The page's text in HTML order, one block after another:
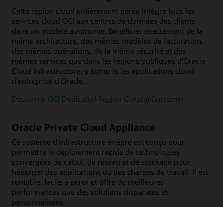
Cette région cloud entièrement gérée intègre tous les
services cloud OCI aux centres de données des clients
dans un modèle autonome. Bénéficier exactement de la
même architecture, des mêmes modèles de facturation,
des mêmes opérations, de la même sécurité et des
mêmes services que dans les régions publiques d'Oracle
Cloud Infrastructure, y compris les applications cloud
d'entreprise d'Oracle.
Découvrir OCI Dedicated Region Cloud@Customer
Oracle Private Cloud Appliance
Ce système d'infrastructure intégré est conçu pour
permettre le déploiement rapide de technologies
convergées de calcul, de réseau et de stockage pour
héberger des applications ou des charges de travail. Il est
rentable, facile à gérer et offre de meilleures
performances que des solutions disparates et
personnalisées.